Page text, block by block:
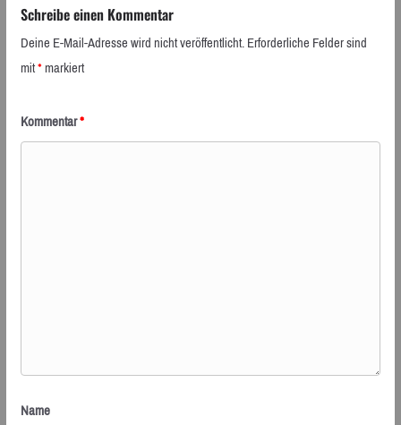
Schreibe einen Kommentar
Deine E-Mail-Adresse wird nicht veröffentlicht.Erforderliche Felder sind
mit*markiert
Kommentar*
Name